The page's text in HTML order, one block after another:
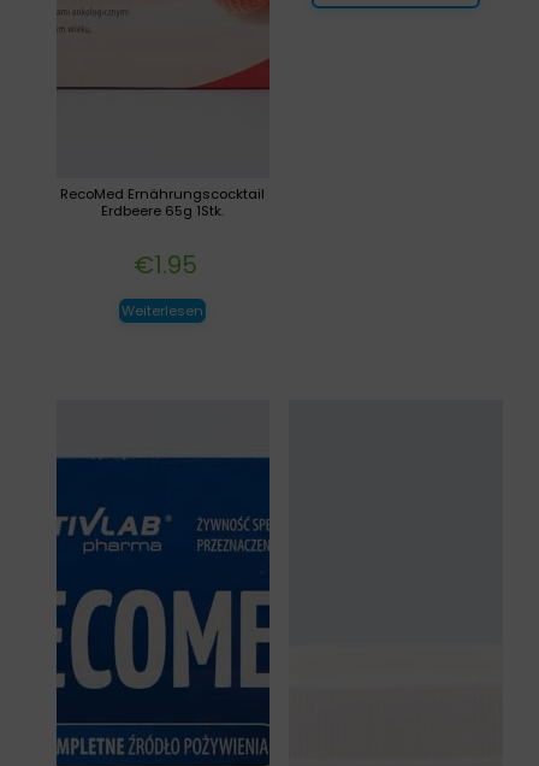
RecoMed Ernährungscocktail
Erdbeere 65g 1Stk.
€1.95
Weiterlesen